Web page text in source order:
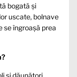
bogată și
uscate, bolnave
se îngroașă prea
și dăunători,